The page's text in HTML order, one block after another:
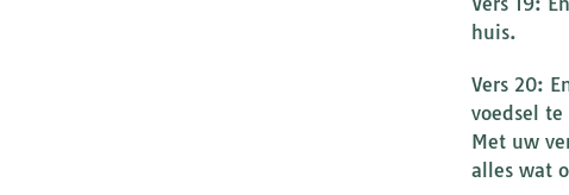
huis.
Vers 20:
voedsel te
Met uw
alles wat